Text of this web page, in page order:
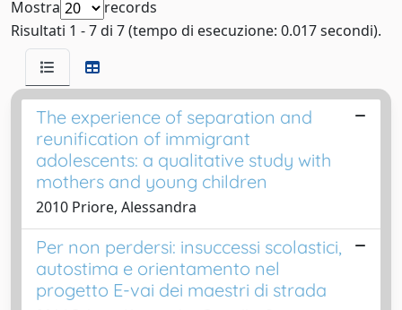
Mostra
records
Risultati 1 - 7 di 7 (tempo di esecuzione: 0.017 secondi).
The experience of separation and
reunification of immigrant
adolescents: a qualitative study with
mothers and young children
2010 Priore, Alessandra
Per non perdersi: insuccessi scolastici,
autostima e orientamento nel
progetto E-vai dei maestri di strada